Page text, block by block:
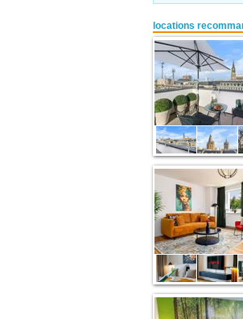
locations